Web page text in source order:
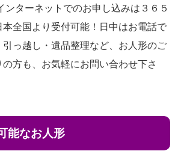
ンターネットでのお申し込みは３６５
本全国より受付可能！日中はお電話で
っ越し・遺品整理など、お人形のご
方も、お気軽にお問い合わせ下さ
能なお人形